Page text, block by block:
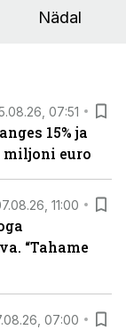
Nädal
07:51
15% ja
miljoni euro
11:00
“Tahame
07:00